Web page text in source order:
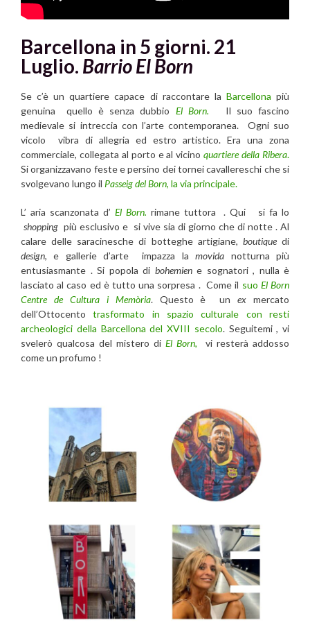
Barcellona in 5 giorni. 21
Luglio. Barrio El Born
Se c’è un quartiere capace di raccontare la Barcellona più
genuina quello è senza dubbio El Born.
Il suo fascino
medievale si intreccia con l’arte contemporanea. Ogni suo
vicolo vibra di allegria ed estro artistico. Era una zona
commerciale, collegata al porto e al vicinoquartiere della Ribera.
Si organizzavano feste e persino dei tornei cavallereschi che si
svolgevano lungo il Passeig del Born, la via principale.
L’ aria scanzonata d’ El Born. rimane tuttora . Qui si fa lo
shopping più esclusivo e si vive sia di giorno che di notte . Al
calare delle saracinesche di botteghe artigiane, boutiquedi
design, e gallerie d’arte impazza lamovida notturna più
entusiasmante . Si popola di bohemiene sognatori , nulla è
lasciato al caso ed è tutto una sorpresa . Come il suo El Born
Centre de Cultura i Memòria. Questo è unex mercato
dell’Ottocentotrasformato in spazio culturale con resti
archeologici della Barcellona del XVIII secolo. Seguitemi , vi
svelerò qualcosa del mistero di El Born,
vi resterà addosso
come un profumo !